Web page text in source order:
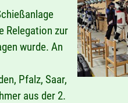
Relegation zur
wurde. An
Pfalz, Saar,
aus der 2.